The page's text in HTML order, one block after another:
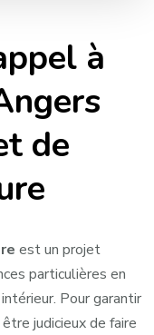
à
de
est un projet
particulières en
Pour garantir
judicieux de faire